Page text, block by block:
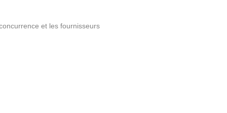
et les fournisseurs